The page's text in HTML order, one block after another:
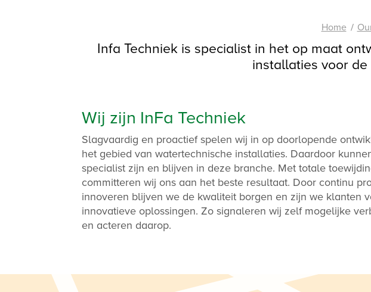
Home
Infa Techniek is specialist in het op maat
installaties voor
Wij zijn InFa Techniek
Slagvaardig en proactief spelen wij in op doorlopende
het gebied van watertechnische installaties. Daardoor
specialist zijn en blijven in deze branche. Met totale
committeren wij ons aan het beste resultaat. Door continu
innoveren blijven we de kwaliteit borgen en zijn we klanten
innovatieve oplossingen. Zo signaleren wij zelf mogelijke
en acteren daarop.